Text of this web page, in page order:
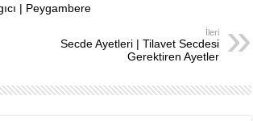
| Peygambere
İleri
Secde Ayetleri | Tilavet Secdesi
Gerektiren Ayetler